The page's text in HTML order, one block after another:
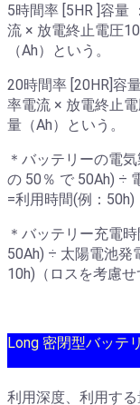
5時間率 [5HR ]容量
流 × 放電終止電圧
（Ah）という。
20時間率 [20HR]容
率電流 × 放電終止
量（Ah）という。
＊バッテリーの電
の 50％ で 50Ah) ÷
=利用時間(例：50h)
＊バッテリー充電
50Ah) ÷ 太陽電池発
10h)（ロスを考慮せ
Long 密閉型バッテ
利用深度、利用す